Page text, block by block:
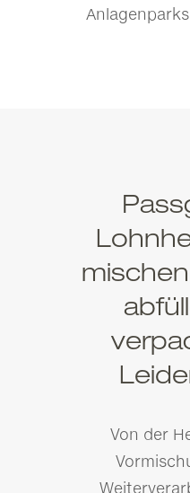
Anlagenparks
Von der